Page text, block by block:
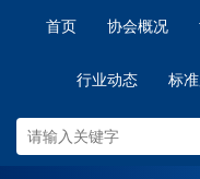
首页 协会概况
行业动态 标